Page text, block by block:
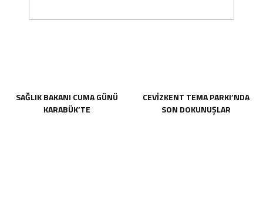
SAĞLIK BAKANI CUMA GÜNÜ
KARABÜK’TE
CEVİZKENT TEMA PARKI’NDA
SON DOKUNUŞLAR